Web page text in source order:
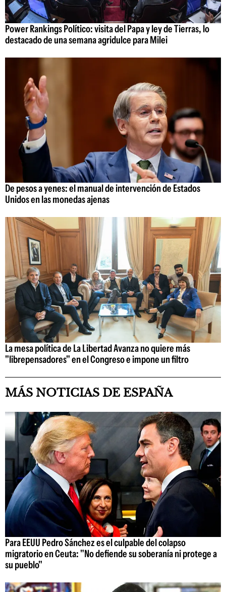
Power Rankings Político: visita del Papa y ley de Tierras, lo
destacado de una semana agridulce para Milei
De pesos a yenes: el manual de intervención de Estados
Unidos en las monedas ajenas
La mesa política de La Libertad Avanza no quiere más
"librepensadores" en el Congreso e impone un filtro
MÁS NOTICIAS DE ESPAÑA
Para EEUU Pedro Sánchez es el culpable del colapso
migratorio en Ceuta: "No defiende su soberanía ni protege a
su pueblo"